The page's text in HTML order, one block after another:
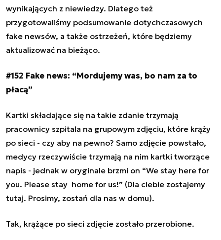
wynikających z niewiedzy. Dlatego też
przygotowaliśmy podsumowanie dotychczasowych
fake newsów, a także ostrzeżeń, które będziemy
aktualizować na bieżąco.
#152 Fake news: “Mordujemy was, bo nam za to
płacą”
Kartki składające się na takie zdanie trzymają
pracownicy szpitala na grupowym zdjęciu, które krąży
po sieci - czy aby na pewno? Samo zdjęcie powstało,
medycy rzeczywiście trzymają na nim kartki tworzące
napis - jednak w oryginale brzmi on “We stay here for
you. Please stay home for us!” (Dla ciebie zostajemy
tutaj. Prosimy, zostań dla nas w domu).
Tak, krążące po sieci zdjęcie zostało przerobione.